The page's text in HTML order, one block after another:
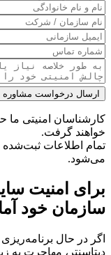
ارسال درخواست مشاوره
خواهند گرفت.
تمام اطلاعات ثبت‌شده
می‌شود.
برای امنیت
سازمان خود
اگر در حال
دیتاسنتر، مهاجرت به